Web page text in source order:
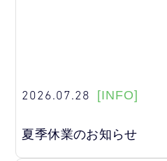
2026.07.28 [INFO]
夏季休業のお知らせ